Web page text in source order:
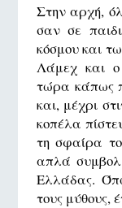
Στην αρχή,
σαν σε
κόσμου και
Λάμεχ και
τώρα κάπως
και, μέχρι
κοπέλα
τη σφαίρα
απλά
Ελλάδας.
τους μύθους,